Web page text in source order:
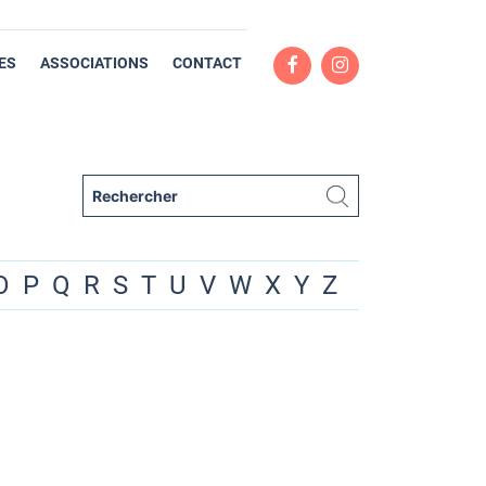
ASSOCIATIONS CONTACT
P Q R S T U V W X Y Z